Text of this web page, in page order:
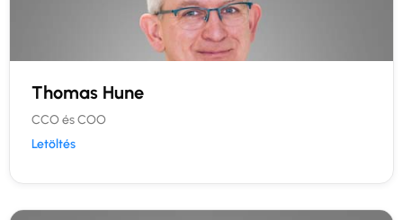
Thomas Hune
CCO és COO
Letöltés